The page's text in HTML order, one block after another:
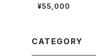
んやす／刺繍スカジャ
ン 津田ver [受注期間
¥55,000
CATEGORY